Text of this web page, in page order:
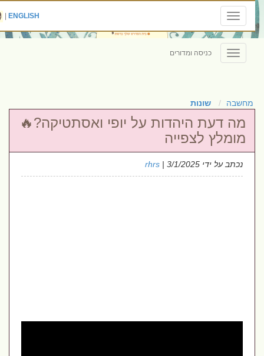
Toggle
navigation
ENGLISH
|
Toggle
navigation
כניסה ומדורים
מחשבה שונות
מה דעת היהדות על יופי ואסתטיקה?🔥
מומלץ לצפייה
נכתב על ידי rhrs| 3/1/2025